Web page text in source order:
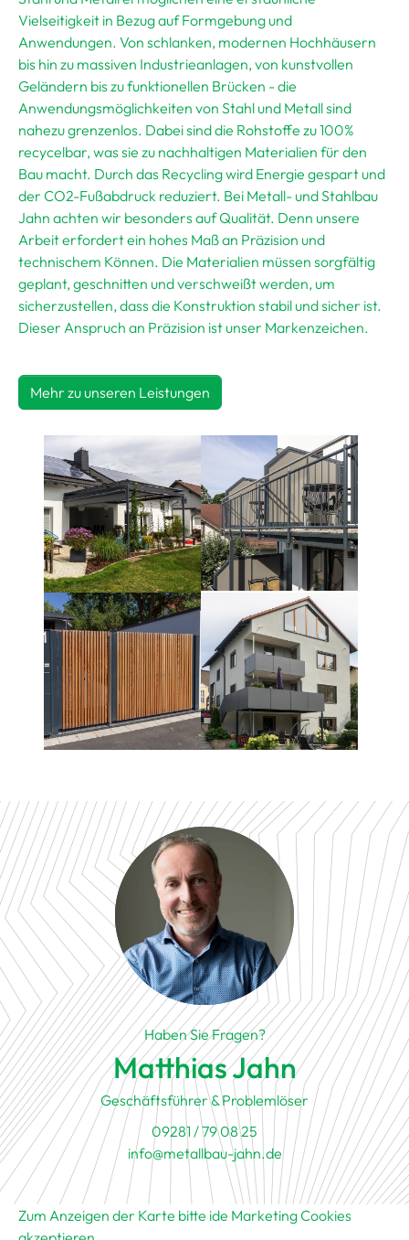
Vielseitigkeit in Bezug auf Formgebung und
Anwendungen. Von schlanken, modernen Hochhäusern
bis hin zu massiven Industrieanlagen, von kunstvollen
Geländern bis zu funktionellen Brücken - die
Anwendungsmöglichkeiten von Stahl und Metall sind
nahezu grenzenlos. Dabei sind die Rohstoffe zu 100%
recycelbar, was sie zu nachhaltigen Materialien für den
Bau macht. Durch das Recycling wird Energie gespart und
der CO2-Fußabdruck reduziert. Bei Metall- und Stahlbau
Jahn achten wir besonders auf Qualität. Denn unsere
Arbeit erfordert ein hohes Maß an Präzision und
technischem Können. Die Materialien müssen sorgfältig
geplant, geschnitten und verschweißt werden, um
sicherzustellen, dass die Konstruktion stabil und sicher ist.
Dieser Anspruch an Präzision ist unser Markenzeichen.
Mehr zu unseren Leistungen
Haben Sie Fragen?
Matthias Jahn
Geschäftsführer & Problemlöser
09281 / 79 08 25
info@metallbau-jahn.de
Zum Anzeigen der Karte bitte ide Marketing Cookies